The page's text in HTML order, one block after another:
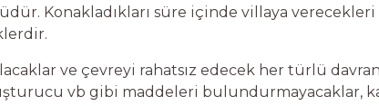
Konakladıkları süre içinde villaya
ve çevreyi rahatsız edecek her türlü
vb gibi maddeleri bulundurmayacaklar,